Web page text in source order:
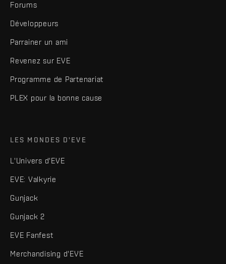
Forums
Développeurs
Parrainer un ami
Revenez sur EVE
Programme de Partenariat
PLEX pour la bonne cause
LES MONDES D'EVE
L'Univers d'EVE
EVE: Valkyrie
Gunjack
Gunjack 2
EVE Fanfest
Merchandising d'EVE